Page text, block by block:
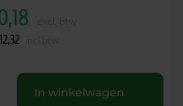
12,32
In winkelwagen